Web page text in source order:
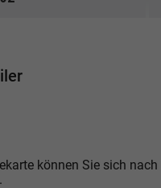
können Sie sich nach